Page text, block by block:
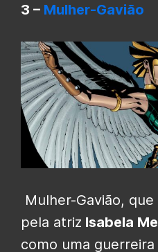
3 – Mulher-Gavião
Mulher-Gavião,
pela atriz Isabela
como uma guerreira